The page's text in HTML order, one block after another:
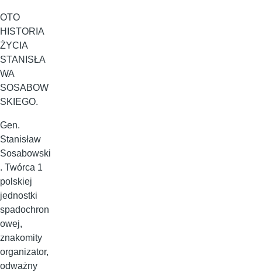
OTO
HISTORIA
ŻYCIA
STANISŁA
WA
SOSABOW
SKIEGO.
Gen.
Stanisław
Sosabowski
. Twórca 1
polskiej
jednostki
spadochron
owej,
znakomity
organizator,
odważny